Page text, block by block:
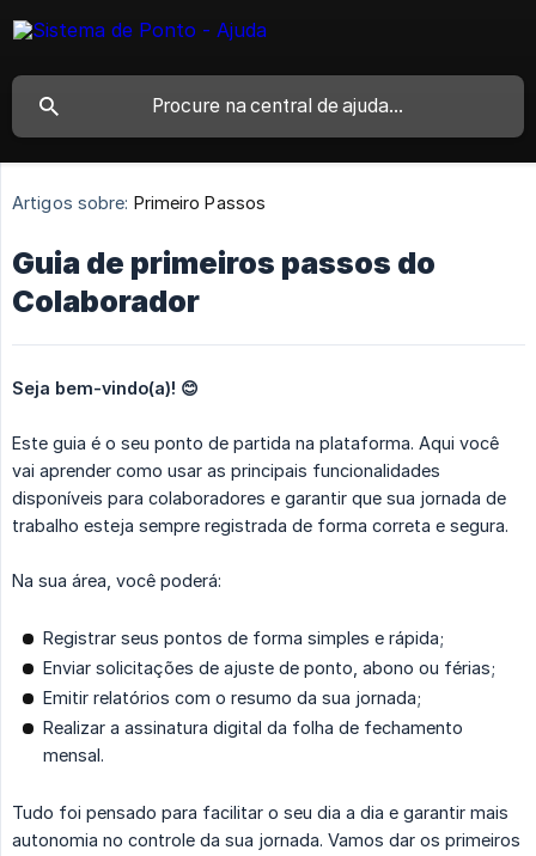
Artigos sobre: Primeiro Passos
Guia de primeiros passos do
Colaborador
Seja bem-vindo(a)! 😊
Este guia é o seu ponto de partida na plataforma. Aqui você
vai aprender como usar as principais funcionalidades
disponíveis para colaboradores e garantir que sua jornada de
trabalho esteja sempre registrada de forma correta e segura.
Na sua área, você poderá:
Registrar seus pontos de forma simples e rápida;
Enviar solicitações de ajuste de ponto, abono ou férias;
Emitir relatórios com o resumo da sua jornada;
Realizar a assinatura digital da folha de fechamento
mensal.
Tudo foi pensado para facilitar o seu dia a dia e garantir mais
autonomia no controle da sua jornada. Vamos dar os primeiros